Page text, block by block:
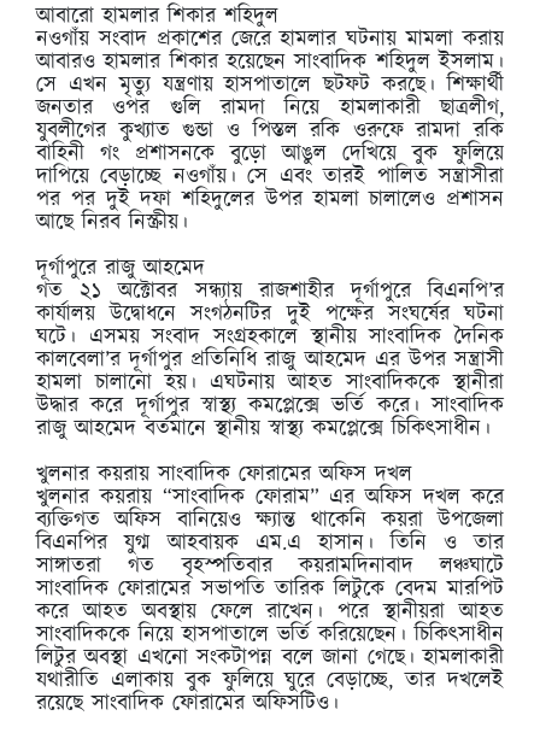
আবারো হামলার শিকার শহিদুল
নওগাঁয় সংবাদ প্রকাশের জেরে হামলার ঘটনায় মামলা করায়
আবারও হামলার শিকার হয়েছেন সাংবাদিক শহিদুল ইসলাম।
সে এখন মৃত্যু যন্ত্রণায় হাসপাতালে ছটফট করছে। শিক্ষার্থী
জনতার ওপর গুলি রামদা নিয়ে হামলাকারী ছাত্রলীগ,
যুবলীগের কুখ্যাত গুন্ডা ও পিস্তল রকি ওরুফে রামদা রকি
বাহিনী গং প্রশাসনকে বুড়ো আঙুল দেখিয়ে বুক ফুলিয়ে
দাপিয়ে বেড়াচ্ছে নওগাঁয়। সে এবং তারই পালিত সন্ত্রাসীরা
পর পর দুই দফা শহিদুলের উপর হামলা চালালেও প্রশাসন
আছে নিরব নিস্ক্রীয়।
দূর্গাপুরে রাজু আহমেদ
গত ২১ অক্টোবর সন্ধ্যায় রাজশাহীর দূর্গাপুরে বিএনপি’র
কার্যালয় উদ্বোধনে সংগঠনটির দুই পক্ষের সংঘর্ষের ঘটনা
ঘটে। এসময় সংবাদ সংগ্রহকালে স্থানীয় সাংবাদিক দৈনিক
কালবেলা’র দূর্গাপুর প্রতিনিধি রাজু আহমেদ এর উপর সন্ত্রাসী
হামলা চালানো হয়। এঘটনায় আহত সাংবাদিককে স্থানীরা
উদ্ধার করে দূর্গাপুর স্বাস্থ্য কমপ্লেক্সে ভর্তি করে। সাংবাদিক
রাজু আহমেদ বর্তমানে স্থানীয় স্বাস্থ্য কমপ্লেক্সে চিকিৎসাধীন।
খুলনার কয়রায় সাংবাদিক ফোরামের অফিস দখল
খুলনার কয়রায় “সাংবাদিক ফোরাম” এর অফিস দখল করে
ব্যক্তিগত অফিস বানিয়েও ক্ষ্যান্ত থাকেনি কয়রা উপজেলা
বিএনপির যুগ্ম আহবায়ক এম.এ হাসান। তিনি ও তার
সাঙ্গাতরা গত বৃহস্পতিবার কয়রামদিনাবাদ লঞ্চঘাটে
সাংবাদিক ফোরামের সভাপতি তারিক লিটুকে বেদম মারপিট
করে আহত অবস্থায় ফেলে রাখেন। পরে স্থানীয়রা আহত
সাংবাদিককে নিয়ে হাসপাতালে ভর্তি করিয়েছেন। চিকিৎসাধীন
লিটুর অবস্থা এখনো সংকটাপন্ন বলে জানা গেছে। হামলাকারী
যথারীতি এলাকায় বুক ফুলিয়ে ঘুরে বেড়াচ্ছে, তার দখলেই
রয়েছে সাংবাদিক ফোরামের অফিসটিও।